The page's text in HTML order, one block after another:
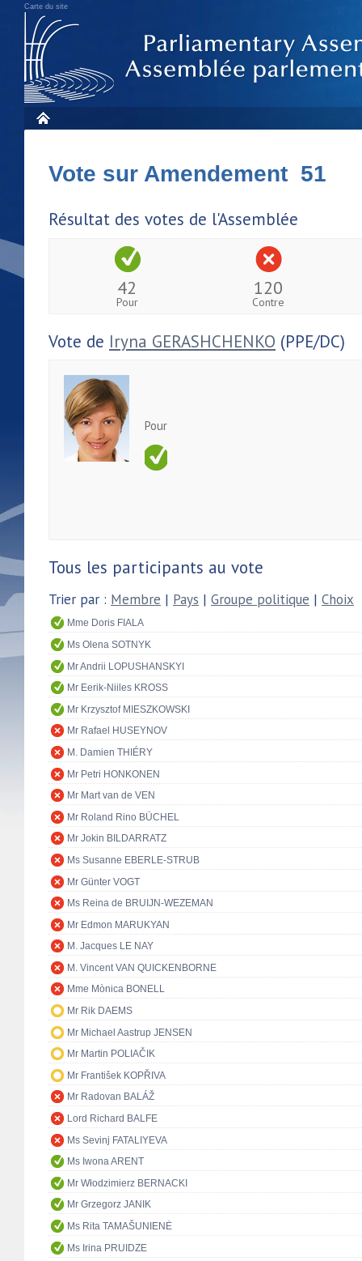
Carte du site
Vote sur Amendement 51
Résultat des votes de l'Assemblée
42
Pour
120
Contre
Vote de Iryna GERASHCHENKO (PPE/DC)
Pour
Tous les participants au vote
Trier par : Membre | Pays | Groupe politique | Choix
Mme Doris FIALA
Ms Olena SOTNYK
Mr Andrii LOPUSHANSKYI
Mr Eerik-Niiles KROSS
Mr Krzysztof MIESZKOWSKI
Mr Rafael HUSEYNOV
M. Damien THIÉRY
Mr Petri HONKONEN
Mr Mart van de VEN
Mr Roland Rino BÜCHEL
Mr Jokin BILDARRATZ
Ms Susanne EBERLE-STRUB
Mr Günter VOGT
Ms Reina de BRUIJN-WEZEMAN
Mr Edmon MARUKYAN
M. Jacques LE NAY
M. Vincent VAN QUICKENBORNE
Mme Mònica BONELL
Mr Rik DAEMS
Mr Michael Aastrup JENSEN
Mr Martin POLIAČIK
Mr František KOPŘIVA
Mr Radovan BALÁŽ
Lord Richard BALFE
Ms Sevinj FATALIYEVA
Ms Iwona ARENT
Mr Włodzimierz BERNACKI
Mr Grzegorz JANIK
Ms Rita TAMAŠUNIENĖ
Ms Irina PRUIDZE